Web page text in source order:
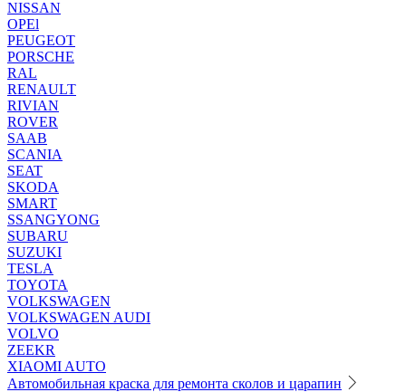
NISSAN
OPEl
PEUGEOT
PORSCHE
RAL
RENAULT
RIVIAN
ROVER
SAAB
SCANIA
SEAT
SKODA
SMART
SSANGYONG
SUBARU
SUZUKI
TESLA
TOYOTA
VOLKSWAGEN
VOLKSWAGEN AUDI
VOLVO
ZEEKR
XIAOMI AUTO
Автомобильная краска для ремонта сколов и царапин